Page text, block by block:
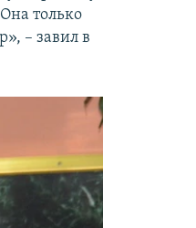
только
– завил в